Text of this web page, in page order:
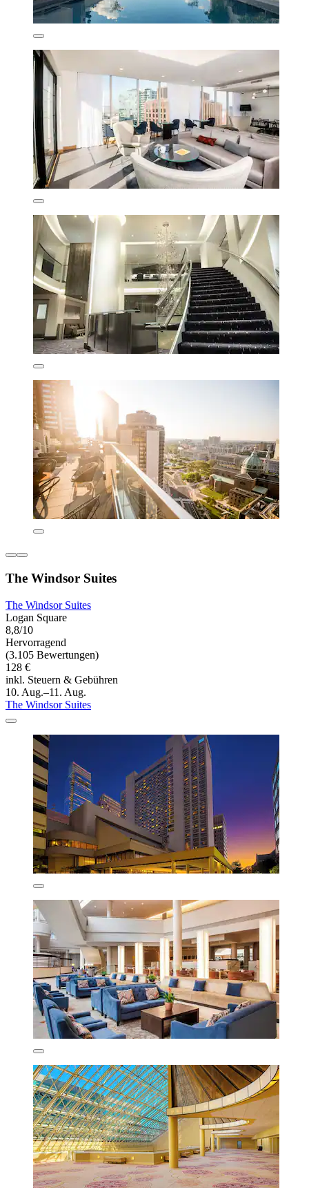
The Windsor Suites
The Windsor Suites
Logan Square
8,8/10
Hervorragend
(3.105 Bewertungen)
128 €
inkl. Steuern & Gebühren
10. Aug.–11. Aug.
The Windsor Suites